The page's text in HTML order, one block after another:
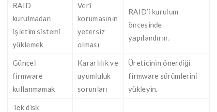
RAID
kurulmadan
işletim sistemi
yüklemek
Veri
korumasının
yetersiz
olması
RAID’i kurulum
öncesinde
yapılandırın.
Güncel
firmware
kullanmamak
Kararlılık ve
uyumluluk
sorunları
Üreticinin önerdiği
firmware sürümlerini
yükleyin.
Tek disk